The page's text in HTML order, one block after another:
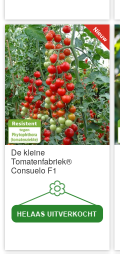
De kleine
Tomatenfabriek®
Consuelo F1